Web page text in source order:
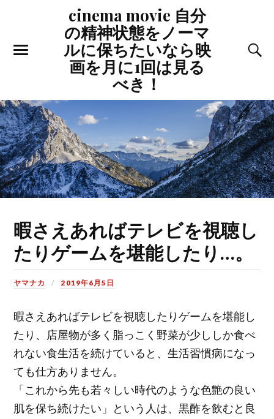
cinema movie 自分
の精神状態をノーマ
ルに保ちたいなら映
画を月に1回は見る
べき！
暇さえあればテレビを視聴し
たりゲームを堪能したり…。
ヤマナカ 2019年6月5日
暇さえあればテレビを視聴したりゲームを堪能し
たり、店屋物が多く脂っこく野菜が少ししか食べ
れない食生活を続けていると、生活習慣病になっ
ても仕方ありません。
「これから先も若々しい時代のような色艶の良い
肌を保ち続けたい」という人は、黒酢を飲むと良